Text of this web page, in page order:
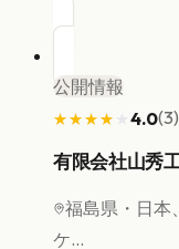
公開情報
★★★★★
★★★★★ 4.0(3)
有限会社山秀
福島県 ・日
ケ...